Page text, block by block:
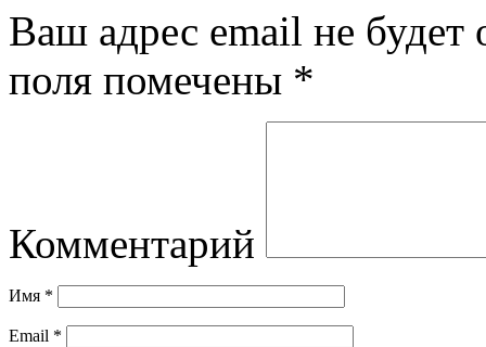
Ваш адрес email не будет
поля помечены *
Комментарий
Имя *
Email *